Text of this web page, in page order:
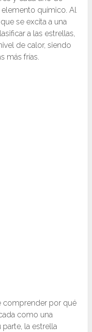
químico. Al
se excita a una
a las estrellas,
de calor, siendo
más frías.
comprender por qué
como una
parte, la estrella